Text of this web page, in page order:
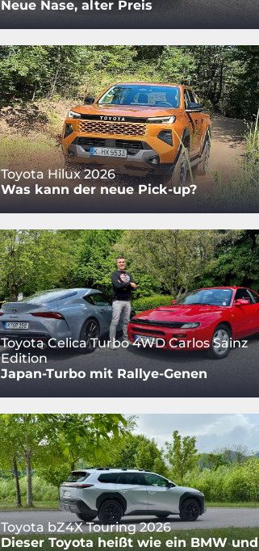
Neue Nase, alter Preis
Toyota Hilux 2026
Was kann der neue Pick-up?
Toyota Celica Turbo 4WD Carlos Sainz
Edition
Japan-Turbo mit Rallye-Genen
Toyota bZ4X Touring 2026
Dieser Toyota heißt wie ein BMW und